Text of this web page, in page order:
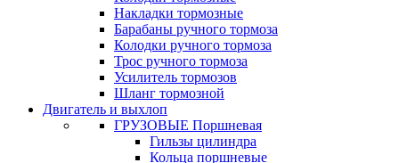
Накладки тормозные
Барабаны ручного тормоза
Колодки ручного тормоза
Трос ручного тормоза
Усилитель тормозов
Шланг тормозной
Двигатель и выхлоп
ГРУЗОВЫЕ Поршневая
Гильзы цилиндра
Кольца поршневые